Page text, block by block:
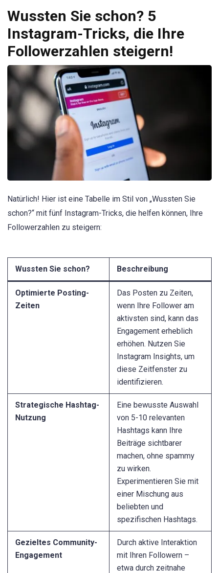
Wussten Sie schon? 5
Instagram-Tricks, die Ihre
Followerzahlen steigern!
Natürlich! Hier ist eine Tabelle im Stil von „Wussten Sie
schon?“ mit fünf Instagram-Tricks, die helfen können, Ihre
Followerzahlen zu steigern:
Wussten Sie schon? Beschreibung
Optimierte Posting-
Zeiten
Das Posten zu Zeiten,
wenn Ihre Follower am
aktivsten sind, kann das
Engagement erheblich
erhöhen. Nutzen Sie
Instagram Insights, um
diese Zeitfenster zu
identifizieren.
Strategische Hashtag-
Nutzung
Eine bewusste Auswahl
von 5-10 relevanten
Hashtags kann Ihre
Beiträge sichtbarer
machen, ohne spammy
zu wirken.
Experimentieren Sie mit
einer Mischung aus
beliebten und
spezifischen Hashtags.
Gezieltes Community-
Engagement
Durch aktive Interaktion
mit Ihren Followern –
etwa durch zeitnahe